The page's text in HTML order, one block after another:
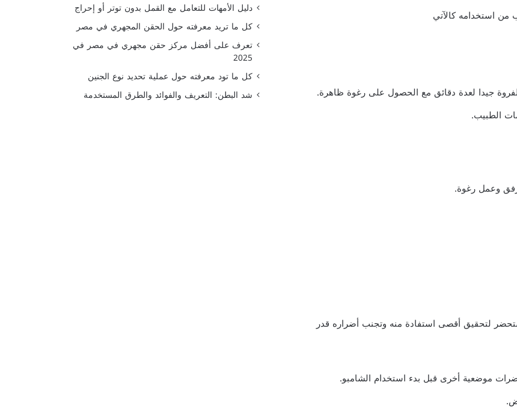
جيدا لعدة دقائق مع الحصول على رغوة ظاهرة.
الطبيب.
وعمل رغوة.
لتحقيق أقصى استفادة منه وتجنب أضراره قدر
موضعية أخرى قبل بدء استخدام الشامبو.
دليل الأمهات للتعامل مع القمل بدون توتر أو إحراج
كل ما تريد معرفته حول الحقن المجهري في مصر
تعرف على أفضل مركز حقن مجهري في مصر في
2025
كل ما تود معرفته حول عملية تحديد نوع الجنين
شد البطن: التعريف والفوائد والطرق المستخدمة